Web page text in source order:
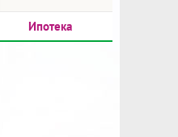
Ипотека